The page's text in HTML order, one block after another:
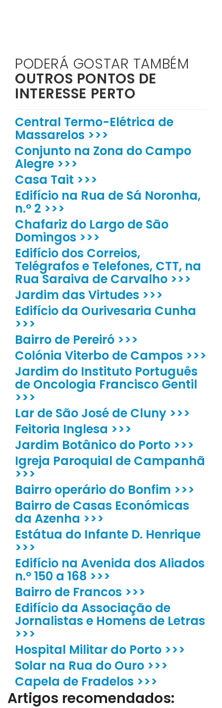
PODERÁ GOSTAR TAMBÉM
OUTROS PONTOS DE
INTERESSE PERTO
Central Termo-Elétrica de
Massarelos >>>
Conjunto na Zona do Campo
Alegre >>>
Casa Tait >>>
Edifício na Rua de Sá Noronha,
n.º 2 >>>
Chafariz do Largo de São
Domingos >>>
Edifício dos Correios,
Telégrafos e Telefones, CTT, na
Rua Saraiva de Carvalho >>>
Jardim das Virtudes >>>
Edifício da Ourivesaria Cunha
>>>
Bairro de Pereiró >>>
Colónia Viterbo de Campos >>>
Jardim do Instituto Português
de Oncologia Francisco Gentil
>>>
Lar de São José de Cluny >>>
Feitoria Inglesa >>>
Jardim Botânico do Porto >>>
Igreja Paroquial de Campanhã
>>>
Bairro operário do Bonfim >>>
Bairro de Casas Económicas
da Azenha >>>
Estátua do Infante D. Henrique
>>>
Edifício na Avenida dos Aliados
n.º 150 a 168 >>>
Bairro de Francos >>>
Edifício da Associação de
Jornalistas e Homens de Letras
>>>
Hospital Militar do Porto >>>
Solar na Rua do Ouro >>>
Capela de Fradelos >>>
Artigos recomendados: